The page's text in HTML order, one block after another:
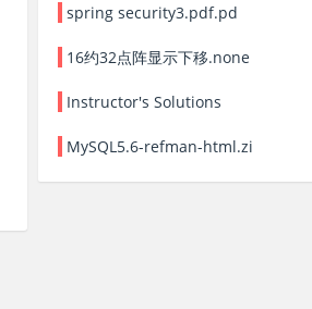
spring security3.pdf.pd
16约32点阵显示下移.none
Instructor's Solutions
MySQL5.6-refman-html.zi